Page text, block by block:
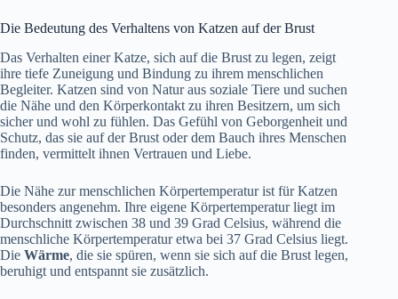
Die Bedeutung des Verhaltens von Katzen auf der Brust
Das Verhalten einer Katze, sich auf die Brust zu legen, zeigt
ihre tiefe Zuneigung und Bindung zu ihrem menschlichen
Begleiter. Katzen sind von Natur aus soziale Tiere und suchen
die Nähe und den Körperkontakt zu ihren Besitzern, um sich
sicher und wohl zu fühlen. Das Gefühl von Geborgenheit und
Schutz, das sie auf der Brust oder dem Bauch ihres Menschen
finden, vermittelt ihnen Vertrauen und Liebe.
Die Nähe zur menschlichen Körpertemperatur ist für Katzen
besonders angenehm. Ihre eigene Körpertemperatur liegt im
Durchschnitt zwischen 38 und 39 Grad Celsius, während die
menschliche Körpertemperatur etwa bei 37 Grad Celsius liegt.
Die Wärme, die sie spüren, wenn sie sich auf die Brust legen,
beruhigt und entspannt sie zusätzlich.